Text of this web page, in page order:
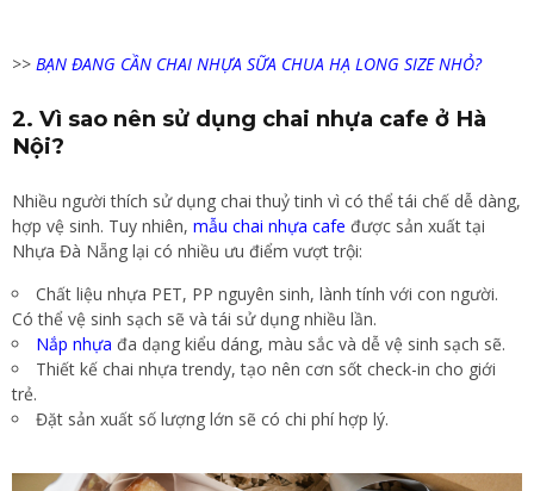
>> BẠN ĐANG CẦN CHAI NHỰA SỮA CHUA HẠ LONG SIZE NHỎ?
2. Vì sao nên sử dụng chai nhựa cafe ở Hà
Nội?
Nhiều người thích sử dụng chai thuỷ tinh vì có thể tái chế dễ dàng,
hợp vệ sinh. Tuy nhiên, mẫu chai nhựa cafe được sản xuất tại
Nhựa Đà Nẵng lại có nhiều ưu điểm vượt trội:
Chất liệu nhựa PET, PP nguyên sinh, lành tính với con người.
Có thể vệ sinh sạch sẽ và tái sử dụng nhiều lần.
Nắp nhựa đa dạng kiểu dáng, màu sắc và dễ vệ sinh sạch sẽ.
Thiết kế chai nhựa trendy, tạo nên cơn sốt check-in cho giới
trẻ.
Đặt sản xuất số lượng lớn sẽ có chi phí hợp lý.